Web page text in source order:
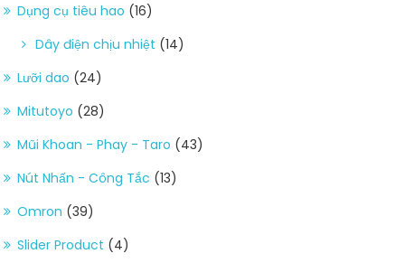
Dụng cụ tiêu hao (16)
Dây điện chịu nhiệt (14)
Lưỡi dao (24)
Mitutoyo (28)
Mũi Khoan - Phay - Taro (43)
Nút Nhấn - Công Tắc (13)
Omron (39)
Slider Product (4)